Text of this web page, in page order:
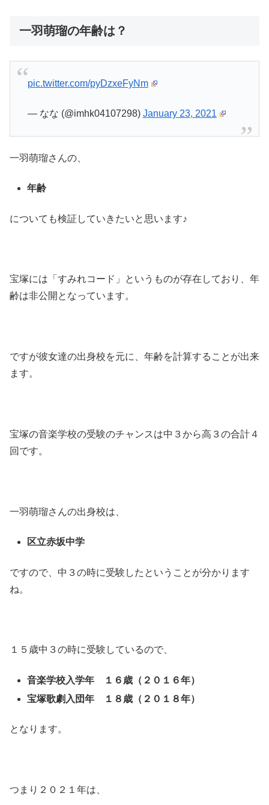
一羽萌瑠の年齢は？
pic.twitter.com/pyDzxeFyNm
— なな (@imhk04107298) January 23, 2021
一羽萌瑠さんの、
年齢
についても検証していきたいと思います♪
宝塚には「すみれコード」というものが存在しており、年
齢は非公開となっています。
ですが彼女達の出身校を元に、年齢を計算することが出来
ます。
宝塚の音楽学校の受験のチャンスは中３から高３の合計４
回です。
一羽萌瑠さんの出身校は、
区立赤坂中学
ですので、中３の時に受験したということが分かります
ね。
１５歳中３の時に受験しているので、
音楽学校入学年 １６歳（２０１６年）
宝塚歌劇入団年 １８歳（２０１８年）
となります。
つまり２０２１年は、